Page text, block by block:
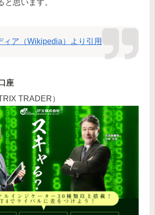
と思います。
ィア（Wikipedia）より引用
座
TRADER）